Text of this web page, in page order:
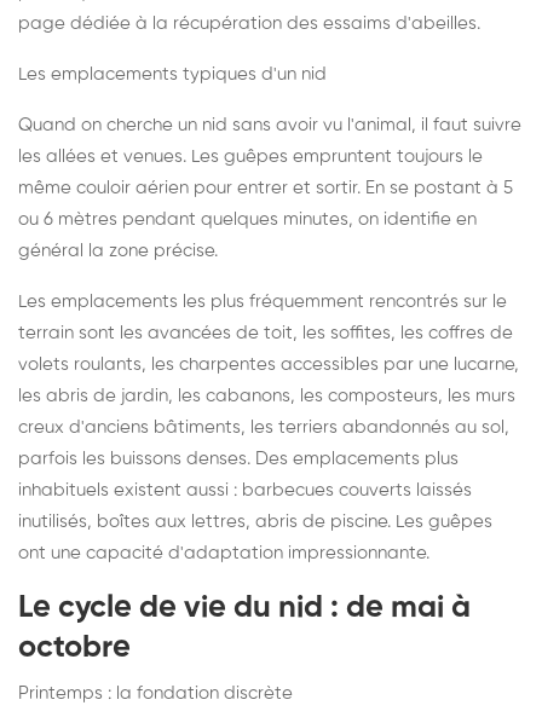
page dédiée à la récupération des essaims d'abeilles.
Les emplacements typiques d'un nid
Quand on cherche un nid sans avoir vu l'animal, il faut suivre
les allées et venues. Les guêpes empruntent toujours le
même couloir aérien pour entrer et sortir. En se postant à 5
ou 6 mètres pendant quelques minutes, on identifie en
général la zone précise.
Les emplacements les plus fréquemment rencontrés sur le
terrain sont les avancées de toit, les soffites, les coffres de
volets roulants, les charpentes accessibles par une lucarne,
les abris de jardin, les cabanons, les composteurs, les murs
creux d'anciens bâtiments, les terriers abandonnés au sol,
parfois les buissons denses. Des emplacements plus
inhabituels existent aussi : barbecues couverts laissés
inutilisés, boîtes aux lettres, abris de piscine. Les guêpes
ont une capacité d'adaptation impressionnante.
Le cycle de vie du nid : de mai à
octobre
Printemps : la fondation discrète